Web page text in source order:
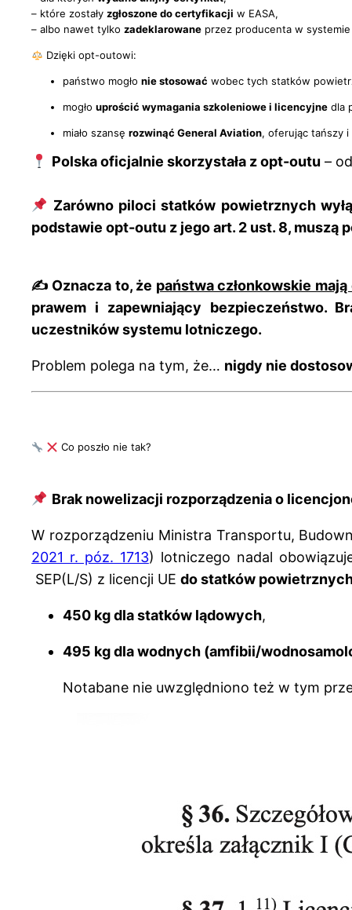
– które zostały zgłoszone do certyfikacji w EASA,
– albo nawet tylko zadeklarowane przez producenta w systemie
Dzięki opt-outowi:
państwo mogło nie stosować wobec tych statków
mogło uprościć wymagania szkoleniowe i licencyjne dla
miało szansę rozwinąć General Aviation, oferując tańszy
Polska oficjalnie skorzystała z opt-outu –
Zarówno piloci statków powietrznych
podstawie opt-outu z jego art. 2 ust. 8,
✍️ Oznacza to, że państwa członkowskie
prawem i zapewniający bezpieczeństwo.
uczestników systemu lotniczego.
Problem polega na tym, że… nigdy nie
Co poszło nie tak?
Brak nowelizacji rozporządzenia o
W rozporządzeniu Ministra Transportu,
2021 r. póz. 1713) lotniczego nadal
SEP(L/S) z licencji UE do statków
450 kg dla statków lądowych,
495 kg dla wodnych (amfibii/
Notabane nie uwzględniono też w tym